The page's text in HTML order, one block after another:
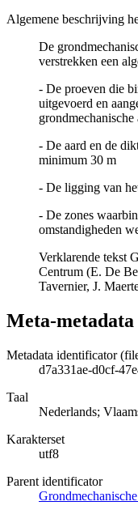
Algemene beschrijving
De
verstrekken een
- De proeven die
uitgevoerd en
grondmechanische
- De aard en de
minimum 30 m
- De ligging van
- De zones
omstandigheden
Verklarende tekst
Centrum (E. De
Tavernier, J.
Meta-metadata
Metadata identificator
d7a331ae-d0cf-
Taal
Nederlands;
Karakterset
utf8
Parent identificator